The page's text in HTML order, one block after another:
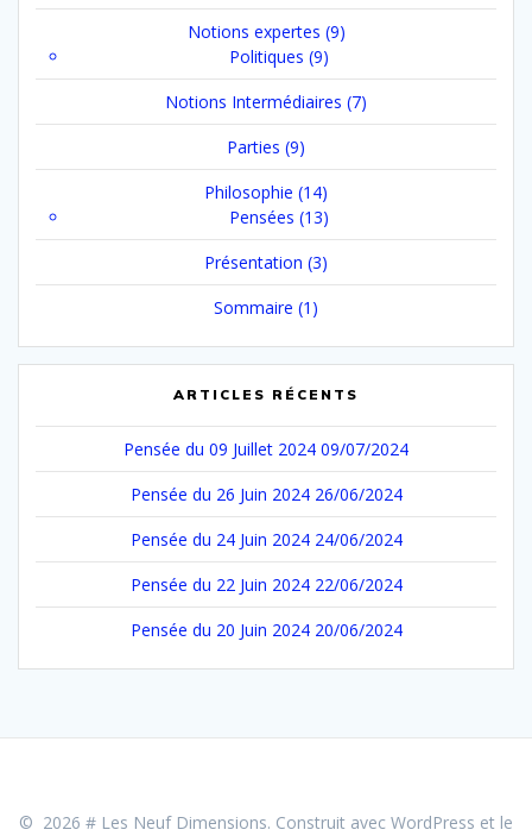
Notions expertes (9)
Politiques (9)
Notions Intermédiaires (7)
Parties (9)
Philosophie (14)
Pensées (13)
Présentation (3)
Sommaire (1)
ARTICLES RÉCENTS
Pensée du 09 Juillet 2024 09/07/2024
Pensée du 26 Juin 2024 26/06/2024
Pensée du 24 Juin 2024 24/06/2024
Pensée du 22 Juin 2024 22/06/2024
Pensée du 20 Juin 2024 20/06/2024
© 2026 # Les Neuf Dimensions. Construit avec WordPress et le